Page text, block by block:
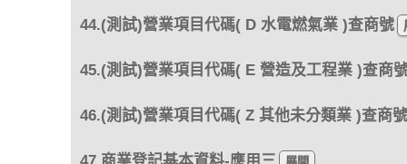
44.(測試)營業項目代碼( D 水電燃氣業 )查商號
45.(測試)營業項目代碼( E 營造及工程業 )查商
46.(測試)營業項目代碼( Z 其他未分類業 )查商號